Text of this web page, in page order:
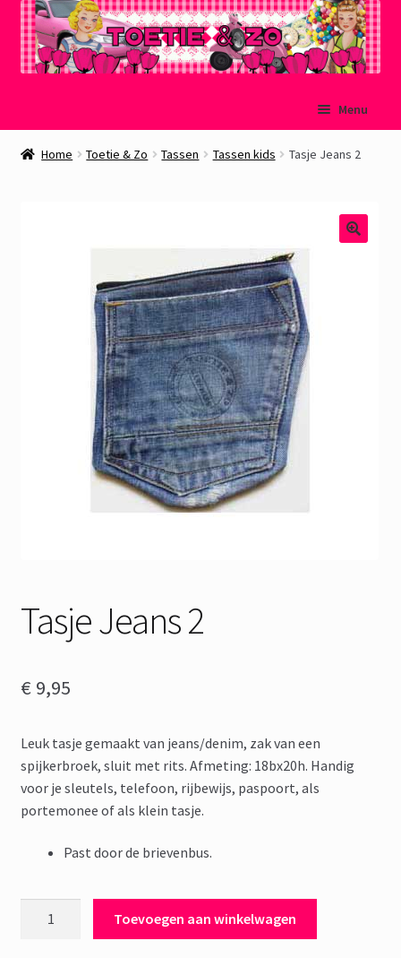
naar
de
Menu
Welkom
Over Toetie & Zo
Home Toetie & Zo Tassen Tassen kids Tasje Jeans 2
Tasje Jeans 2
€ 9,95
Leuk tasje gemaakt van jeans/denim, zak van een
spijkerbroek, sluit met rits. Afmeting: 18bx20h. Handig
voor je sleutels, telefoon, rijbewijs, paspoort, als
portemonee of als klein tasje.
Past door de brievenbus.
Toevoegen aan winkelwagen